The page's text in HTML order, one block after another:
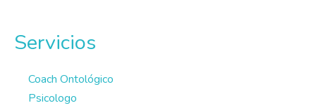
Servicios
Coach Ontológico
Psicologo